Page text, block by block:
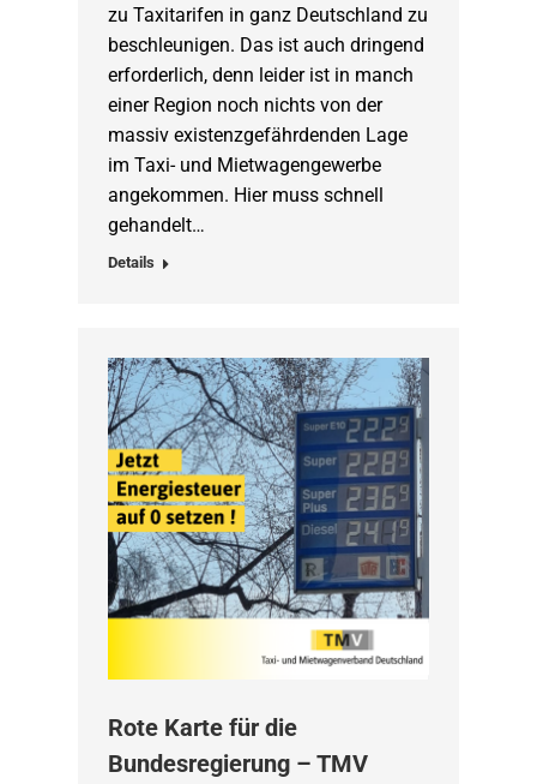
zu Taxitarifen in ganz Deutschland zu
beschleunigen. Das ist auch dringend
erforderlich, denn leider ist in manch
einer Region noch nichts von der
massiv existenzgefährdenden Lage
im Taxi- und Mietwagengewerbe
angekommen. Hier muss schnell
gehandelt…
Details
Rote Karte für die
Bundesregierung – TMV